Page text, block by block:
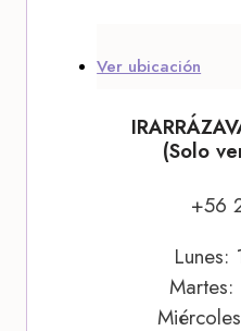
Ver ubicación
(Solo
+56